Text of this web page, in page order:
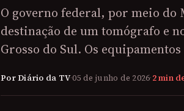
O governo federal, por meio
destinação de um tomógrafo e
Grosso do Sul. Os
Por Diário da TV·05 de junho de 2026·2 min